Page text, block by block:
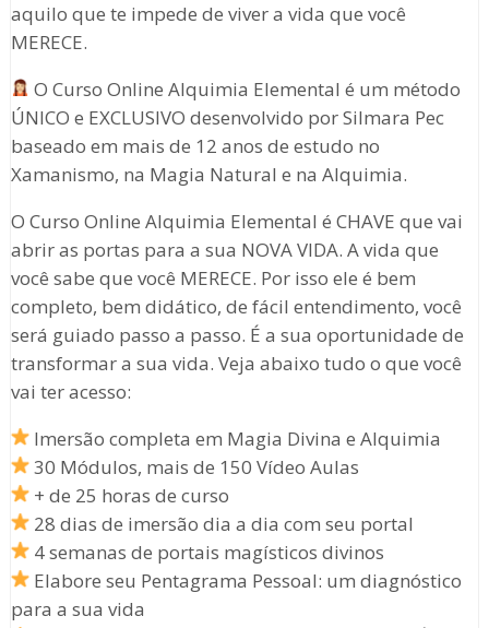
aquilo que te impede de viver a vida que você
MERECE.
O Curso Online Alquimia Elemental é um método
ÚNICO e EXCLUSIVO desenvolvido por Silmara Pec
baseado em mais de 12 anos de estudo no
Xamanismo, na Magia Natural e na Alquimia.
O Curso Online Alquimia Elemental é CHAVE que vai
abrir as portas para a sua NOVA VIDA. A vida que
você sabe que você MERECE. Por isso ele é bem
completo, bem didático, de fácil entendimento, você
será guiado passo a passo. É a sua oportunidade de
transformar a sua vida. Veja abaixo tudo o que você
vai ter acesso:
Imersão completa em Magia Divina e Alquimia
30 Módulos, mais de 150 Vídeo Aulas
+ de 25 horas de curso
28 dias de imersão dia a dia com seu portal
4 semanas de portais magísticos divinos
Elabore seu Pentagrama Pessoal: um diagnóstico
para a sua vida